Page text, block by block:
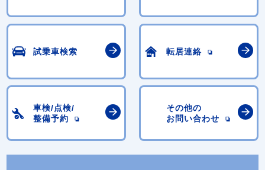
試乗車検索 転居連絡
車検/点検/
整備予約
その他の
お問い合わせ